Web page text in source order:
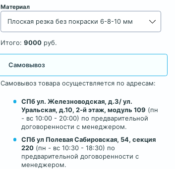
Материал
Итого: 9000руб.
Самовывоз
Самовывоз товара осуществляется по адресам:
СПб ул. Железноводская, д.3/ ул.
Уральская, д.10, 2-й этаж, модуль 109 (пн
- вс 10:00 - 20:00) по предварительной
договоренности с менеджером.
СПб ул Полевая Сабировская, 54, секция
220 (пн - вс 10:30 - 18:30) по
предварительной договоренности с
менеджером.